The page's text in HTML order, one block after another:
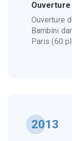
Ouverture
Ouverture
Bambini
Paris (60
2013